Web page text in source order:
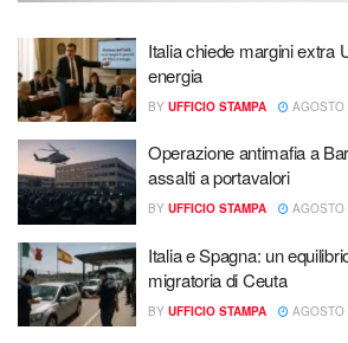
Italia chiede margini extra
energia
BY UFFICIO STAMPA
Operazione antimafia a
assalti a portavalori
BY UFFICIO STAMPA
Italia e Spagna: un
migratoria di Ceuta
BY UFFICIO STAMPA